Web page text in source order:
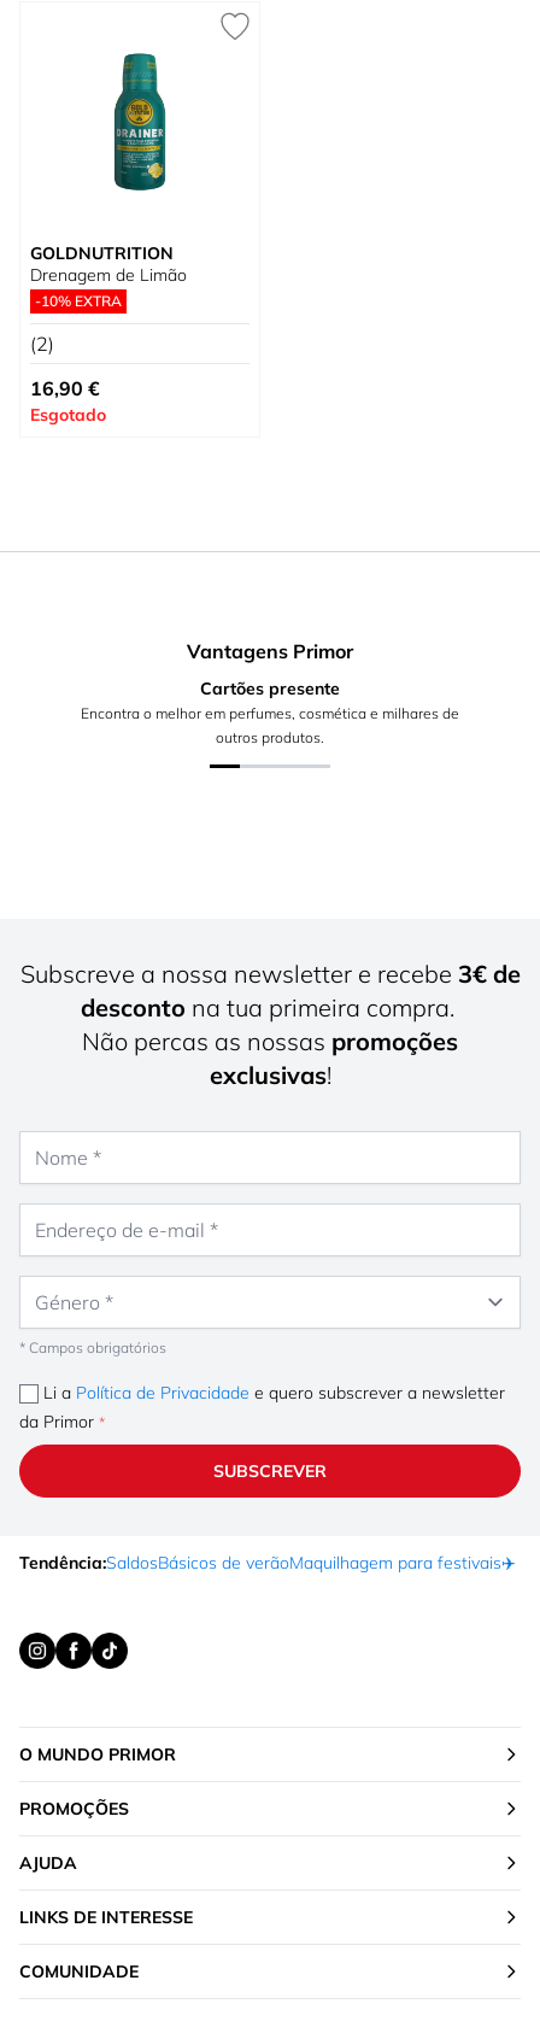
GOLDNUTRITION
Drenagem de Limão
-10% EXTRA
(2)
16,90 €
Esgotado
Vantagens Primor
Cartões presente
Encontra o melhor em perfumes, cosmética e milhares de
outros produtos.
Subscreve a nossa newsletter e recebe 3€ de
desconto na tua primeira compra.
Não percas as nossas promoções
exclusivas!
* Campos obrigatórios
Li a Política de Privacidade e quero subscrever a newsletter
da Primor
SUBSCREVER
Tendência:SaldosBásicos de verãoMaquilhagem para festivais✈️
O MUNDO PRIMOR
PROMOÇÕES
AJUDA
LINKS DE INTERESSE
COMUNIDADE